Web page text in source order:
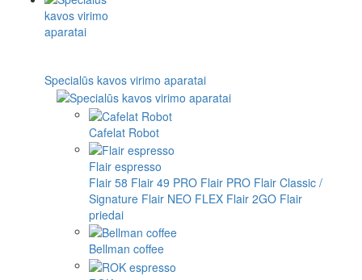
Specialūs kavos virimo aparatai
Cafelat Robot
Flair espresso
Flair 58 Flair 49 PRO Flair PRO Flair Classic /
Signature Flair NEO FLEX Flair 2GO Flair
priedai
Bellman coffee